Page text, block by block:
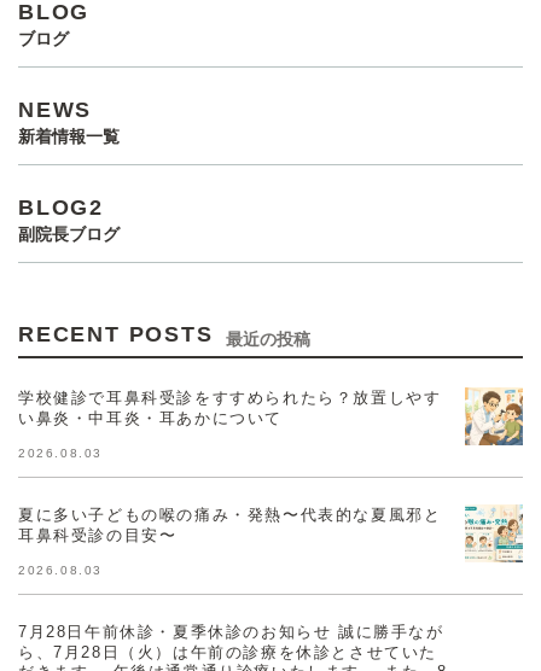
BLOG
ブログ
NEWS
新着情報一覧
BLOG2
副院長ブログ
RECENT POSTS 最近の投稿
学校健診で耳鼻科受診をすすめられたら？放置しやす
い鼻炎・中耳炎・耳あかについて
2026.08.03
夏に多い子どもの喉の痛み・発熱〜代表的な夏風邪と
耳鼻科受診の目安〜
2026.08.03
7月28日午前休診・夏季休診のお知らせ 誠に勝手なが
ら、7月28日（火）は午前の診療を休診とさせていた